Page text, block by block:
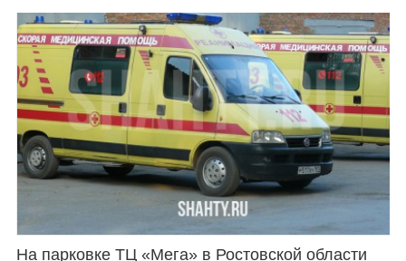
Объявления
Каталог
Инфо
На парковке ТЦ «Мега» в Ростовской области